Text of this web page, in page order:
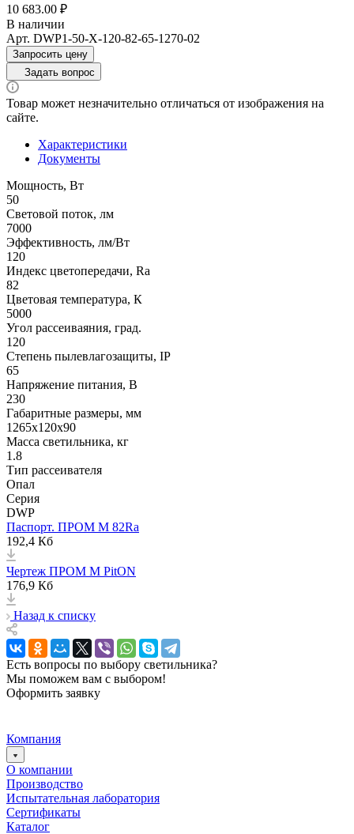
10 683.00 ₽
В наличии
Арт. DWP1-50-X-120-82-65-1270-02
Запросить цену
Задать вопрос
Товар может незначительно отличаться от изображения на
сайте.
Характеристики
Документы
Мощность, Вт
50
Световой поток, лм
7000
Эффективность, лм/Вт
120
Индекс цветопередачи, Ra
82
Цветовая температура, К
5000
Угол рассеиваяния, град.
120
Степень пылевлагозащиты, IP
65
Напряжение питания, В
230
Габаритные размеры, мм
1265х120x90
Масса светильника, кг
1.8
Тип рассеивателя
Опал
Серия
DWP
Паспорт. ПРОМ M 82Ra
192,4 Кб
Чертеж ПРОМ М PitON
176,9 Кб
Назад к списку
Есть вопросы по выбору светильника?
Мы поможем вам с выбором!
Оформить заявку
Компания
О компании
Производство
Испытательная лаборатория
Сертификаты
Каталог